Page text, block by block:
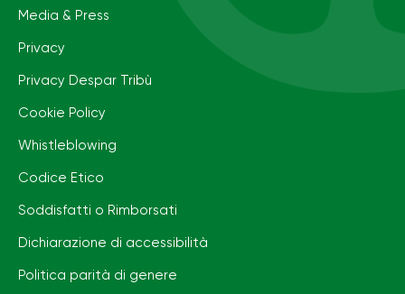
Media & Press
Privacy
Privacy Despar Tribù
Cookie Policy
Whistleblowing
Codice Etico
Soddisfatti o Rimborsati
Dichiarazione di accessibilità
Politica parità di genere